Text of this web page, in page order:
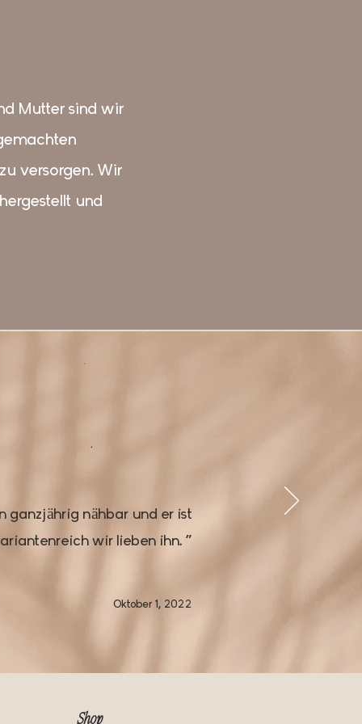
Mutter sind wir
versorgen. Wir
und
ganzjährig nähbar und er ist
wir lieben ihn. "
Oktober 1, 2022
Shop